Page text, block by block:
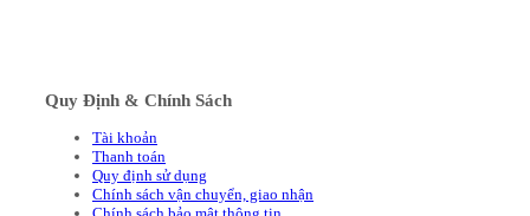
Quy Định & Chính Sách
Tài khoản
Thanh toán
Quy định sử dụng
Chính sách vận chuyển, giao nhận